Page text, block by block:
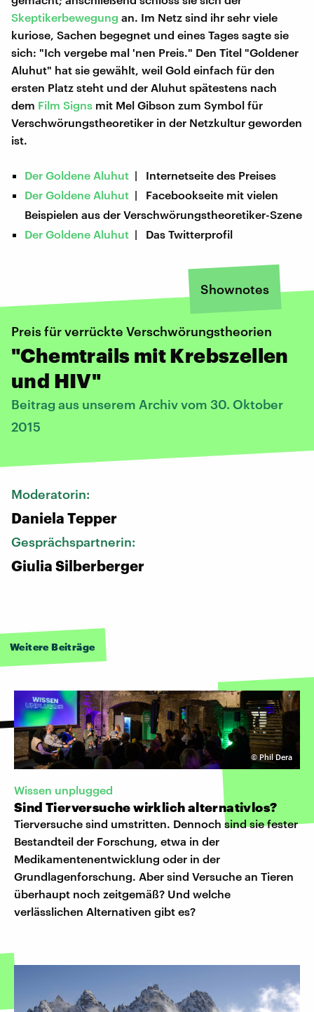
Skeptikerbewegung an. Im Netz sind ihr sehr viele
kuriose, Sachen begegnet und eines Tages sagte sie
sich: "Ich vergebe mal 'nen Preis." Den Titel "Goldener
Aluhut" hat sie gewählt, weil Gold einfach für den
ersten Platz steht und der Aluhut spätestens nach
dem Film Signs mit Mel Gibson zum Symbol für
Verschwörungstheoretiker in der Netzkultur geworden
ist.
Der Goldene Aluhut | Internetseite des Preises
Der Goldene Aluhut | Facebookseite mit vielen
Beispielen aus der Verschwörungstheoretiker-Szene
Der Goldene Aluhut | Das Twitterprofil
Shownotes
Preis für verrückte Verschwörungstheorien
"Chemtrails mit Krebszellen
und HIV"
Beitrag aus unserem Archiv vom 30. Oktober
2015
Moderatorin:
Daniela Tepper
Gesprächspartnerin:
Giulia Silberberger
Weitere Beiträge
© Phil Dera
Wissen unplugged
Sind Tierversuche wirklich alternativlos?
Tierversuche sind umstritten. Dennoch sind sie fester
Bestandteil der Forschung, etwa in der
Medikamentenentwicklung oder in der
Grundlagenforschung. Aber sind Versuche an Tieren
überhaupt noch zeitgemäß? Und welche
verlässlichen Alternativen gibt es?